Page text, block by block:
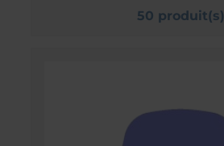
50 produit(s)